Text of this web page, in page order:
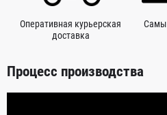
Оперативная курьерская
доставка
Процесс производства